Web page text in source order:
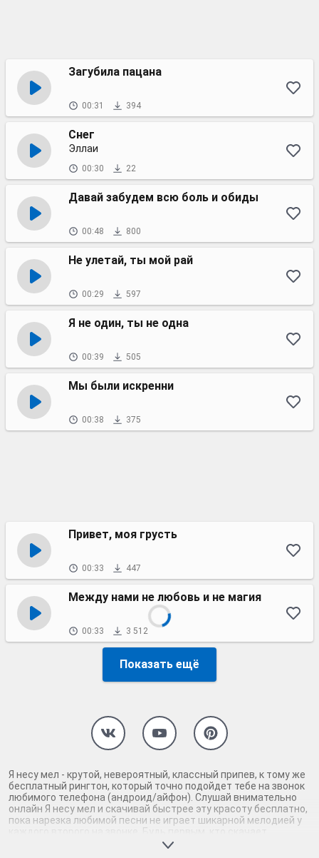
Загубила пацана
00:31 394
Снег
Эллаи
00:30 22
Давай забудем всю боль и обиды
00:48 800
Не улетай, ты мой рай
00:29 597
Я не один, ты не одна
00:39 505
Мы были искренни
00:38 375
Привет, моя грусть
00:33 447
Между нами не любовь и не магия
00:33 3 512
Показать ещё
Я несу мел - крутой, невероятный, классный припев, к тому же
бесплатный рингтон, который точно подойдет тебе на звонок
любимого телефона (андроид/айфон). Слушай внимательно
онлайн Я несу мел и скачивай быстрее эту красоту бесплатно,
пока нарезка любимой песни не играет шикарной мелодией у
каждого второго на звонке. Будь первым, кто скачает
бесплатно сей шедевр музыки и оценит по достоинству